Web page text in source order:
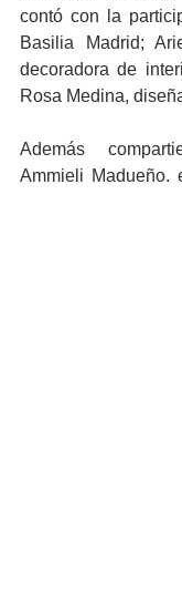
contó con la
Basilia Madrid;
decoradora de
Rosa Medina,
Además
Ammieli Madueño,